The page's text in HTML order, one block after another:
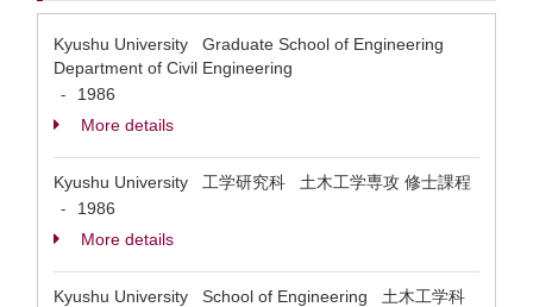
Kyushu University Graduate School of Engineering
Department of Civil Engineering
-
1986
More details
Kyushu University 工学研究科 土木工学専攻 修士課程
-
1986
More details
Kyushu University School of Engineering 土木工学科